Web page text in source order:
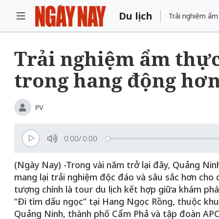
Du lịch Trải nghiệm
Trải nghiệm ẩm
trong hang động
PV
0:00/ 0:00
(Ngày Nay) -Trong vài năm trở lại đây, Quảng
mang lại trải nghiệm độc đáo và sâu sắc hơn
tượng chính là tour du lịch kết hợp giữa khám
“Đi tìm dấu ngọc” tại Hang Ngọc Rồng, thuộc
Quảng Ninh, thành phố Cẩm Phả và tập đoàn